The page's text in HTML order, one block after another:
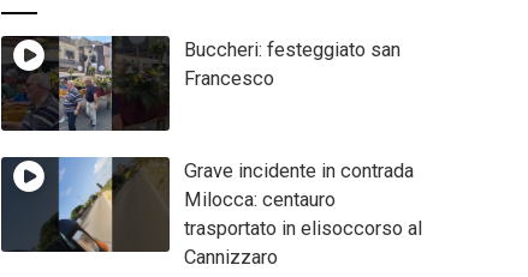
Buccheri: festeggiato san
Francesco
Grave incidente in contrada
Milocca: centauro
trasportato in elisoccorso al
Cannizzaro